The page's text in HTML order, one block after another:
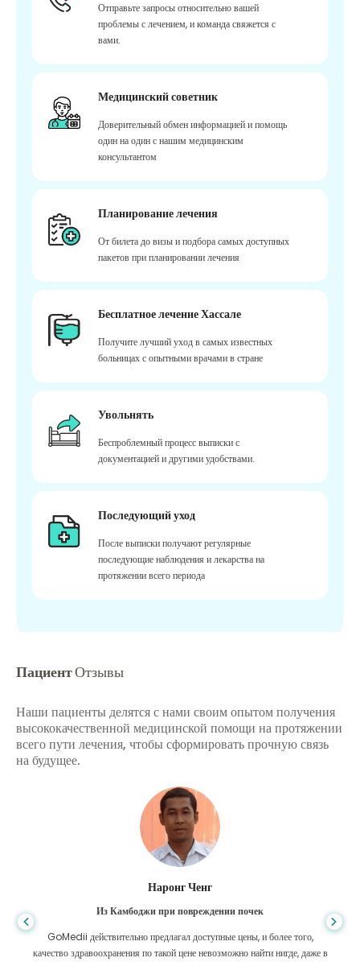
Отправьте запросы относительно вашей
проблемы с лечением, и команда свяжется с
вами.
Медицинский советник
Доверительный обмен информацией и помощь
один на один с нашим медицинским
консультантом
Планирование лечения
От билета до визы и подбора самых доступных
пакетов при планировании лечения
Бесплатное лечение Хассале
Получите лучший уход в самых известных
больницах с опытными врачами в стране
Увольнять
Беспроблемный процесс выписки с
документацией и другими удобствами.
Последующий уход
После выписки получают регулярные
последующие наблюдения и лекарства на
протяжении всего периода
ПациентОтзывы
Наши пациенты делятся с нами своим опытом получения
высококачественной медицинской помощи на протяжении
всего пути лечения, чтобы сформировать прочную связь
на будущее.
Шандха Дас
Из Бангладеш для гастроэнтерологии
Я поблагодарил своего сына и блестящую команду GoMedii, которые
помогли мне в моем путешествии из Бангладеш в Индию для лечения.